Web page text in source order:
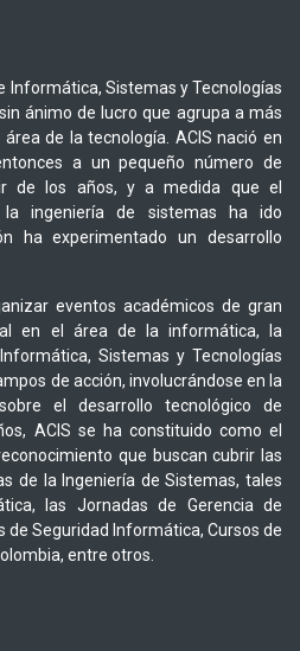
Informática, Sistemas y Tecnologías
ánimo de lucro que agrupa a más
de la tecnología. ACIS nació en
a un pequeño número de
de los años, y a medida que el
ingeniería de sistemas ha ido
ha experimentado un desarrollo
eventos académicos de gran
en el área de la informática, la
Sistemas y Tecnologías
de acción, involucrándose en la
el desarrollo tecnológico de
ACIS se ha constituido como el
que buscan cubrir las
de la Ingeniería de Sistemas, tales
las Jornadas de Gerencia de
de Seguridad Informática, Cursos de
entre otros.